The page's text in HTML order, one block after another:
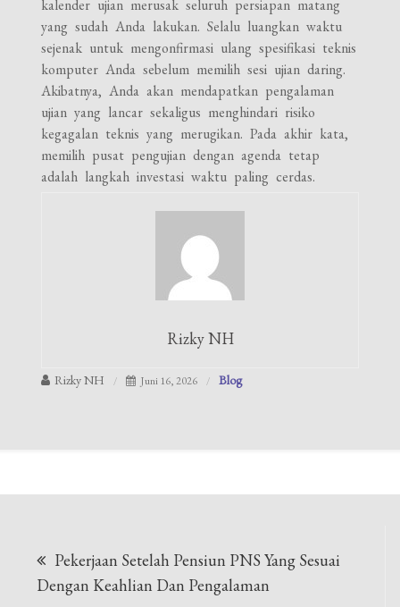
kalender ujian merusak seluruh persiapan matang
yang sudah Anda lakukan. Selalu luangkan waktu
sejenak untuk mengonfirmasi ulang spesifikasi teknis
komputer Anda sebelum memilih sesi ujian daring.
Akibatnya, Anda akan mendapatkan pengalaman
ujian yang lancar sekaligus menghindari risiko
kegagalan teknis yang merugikan. Pada akhir kata,
memilih pusat pengujian dengan agenda tetap
adalah langkah investasi waktu paling cerdas.
Rizky NH
Rizky NH Juni 16, 2026 Blog
pos
Pekerjaan Setelah Pensiun PNS Yang Sesuai
Dengan Keahlian Dan Pengalaman